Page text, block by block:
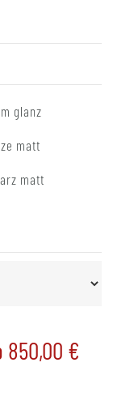
glanz
matt
matt
850,00 €